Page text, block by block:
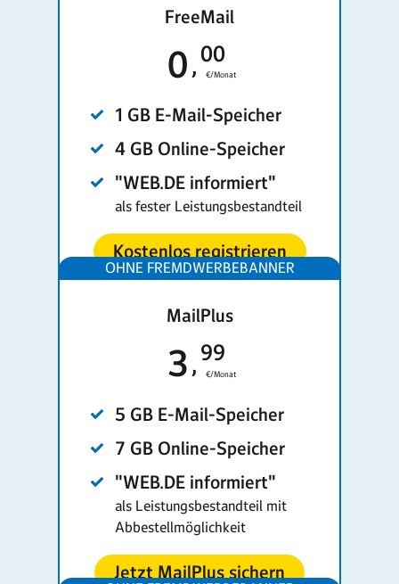
FreeMail
0 00
€/Monat
1 GB E-Mail-Speicher
4 GB Online-Speicher
"WEB.DE informiert"
als fester Leistungs­bestandteil
Kostenlos registrieren
MailPlus
3 99
€/Monat
5 GB E-Mail-Speicher
7 GB Online-Speicher
"WEB.DE informiert"
als Leistungsbestandteil mit
Abbestellmöglichkeit
Jetzt MailPlus sichern